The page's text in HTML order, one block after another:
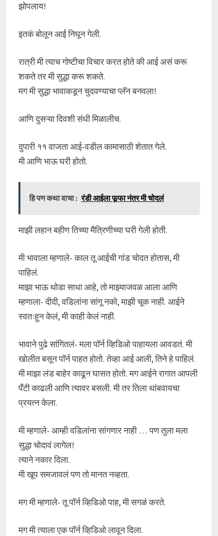
झोपलाय!
इतकं बोलून आई निघून गेली.
रात्री मी त्याच गोष्टीचा विचार करत होते की आई असं करू
शकते तर मी सुद्धा करू शकते.
मग मी सुद्धा भावाकडून चुदवण्याचा प्लॅन बनवला!
आणि दुसऱ्या दिवशी संधी मिळालीच.
दुपारी ११ वाजता आई-वडील कामासाठी शेतात गेले.
मी आणि भाऊ घरी होतो.
हि पण कथा वाचा : रंडी आईला फूफा नंतर मी चोदलं
माझी लहान बहीण तिच्या मैत्रिणीच्या घरी गेली होती.
मी भावाला म्हणाले- काल तू आईची गांड चोदत होतास, मी
पाहिलं.
माझा भाऊ थोडा साधा आहे, तो माझ्याजवळ आला आणि
म्हणाला- दीदी, वडिलांना सांगू नको, माझी चूक नाही. आईने
स्वतःहून केलं, मी काही केलं नाही.
भावाने पुढे सांगितलं- मला पॉर्न व्हिडिओ पाहायला आवडतं. मी
खोलीत बसून पॉर्न पाहत होतो. तेव्हा आई आली, तिने हे पाहिलं.
मी माझा लंड बाहेर काढून घासत होतो. मग आईने रागात आपली
पँटी काढली आणि त्यावर बसली. मी तर तिला थांबवायचा
प्रयत्न केला.
मी म्हणाले- आम्ही वडिलांना सांगणार नाही … पण तुला मला
सुद्धा चोदावं लागेल!
त्याने नकार दिला.
मी खूप समजावलं पण तो मानत नव्हता.
मग मी म्हणाले- तू पॉर्न व्हिडिओ पाह, मी सगळं करते.
मग मी त्याला एक पॉर्न व्हिडिओ लावून दिला.